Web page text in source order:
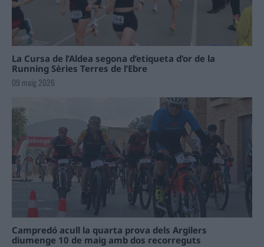
La Cursa de l’Aldea segona d’etiqueta d’or de la
Running Sèries Terres de l’Ebre
09 maig 2026
Campredó acull la quarta prova dels Argilers
diumenge 10 de maig amb dos recorreguts